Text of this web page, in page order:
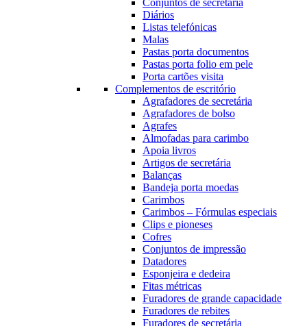
Conjuntos de secretária
Diários
Listas telefónicas
Malas
Pastas porta documentos
Pastas porta folio em pele
Porta cartões visita
Complementos de escritório
Agrafadores de secretária
Agrafadores de bolso
Agrafes
Almofadas para carimbo
Apoia livros
Artigos de secretária
Balanças
Bandeja porta moedas
Carimbos
Carimbos – Fórmulas especiais
Clips e pioneses
Cofres
Conjuntos de impressão
Datadores
Esponjeira e dedeira
Fitas métricas
Furadores de grande capacidade
Furadores de rebites
Furadores de secretária